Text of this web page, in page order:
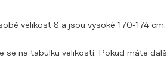
velikost S a jsou vysoké 170-174 cm.
se na tabulku velikostí. Pokud máte